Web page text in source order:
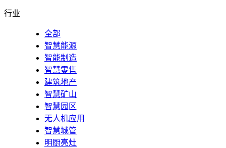
行业
全部
智慧能源
智能制造
智慧零售
建筑地产
智慧矿山
智慧园区
无人机应用
智慧城管
明厨亮灶